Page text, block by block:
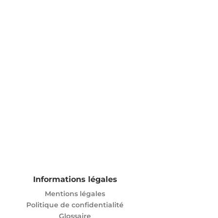
Informations légales
Mentions légales
Politique de confidentialité
Glossaire